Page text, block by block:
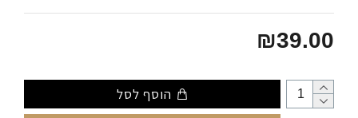
₪39.00
הוסף לסל